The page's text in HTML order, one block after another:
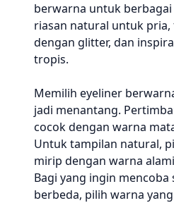
berwarna untuk
riasan natural untuk pria,
dengan glitter, dan
tropis.
Memilih eyeliner
jadi menantang.
cocok dengan warna
Untuk tampilan natural,
mirip dengan warna
Bagi yang ingin mencoba
berbeda, pilih warna